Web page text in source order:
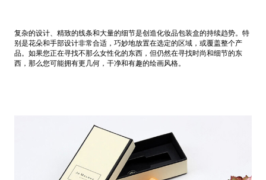
复杂的设计、精致的线条和大量的细节是创造化妆品包装盒的持续趋势。特
别是花朵和手部设计非常合适，巧妙地放置在选定的区域，或覆盖整个产
品。如果您正在寻找不那么女性化的东西，但仍然在寻找时尚和细节的东
西，那么您可能拥有更几何，干净和有趣的绘画风格。